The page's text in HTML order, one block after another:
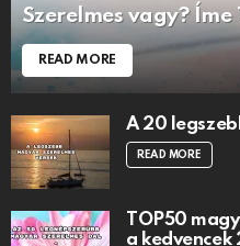
Szerelmes vagy?
READ MORE
A 20
READ MORE
TOP50
a kedvencek